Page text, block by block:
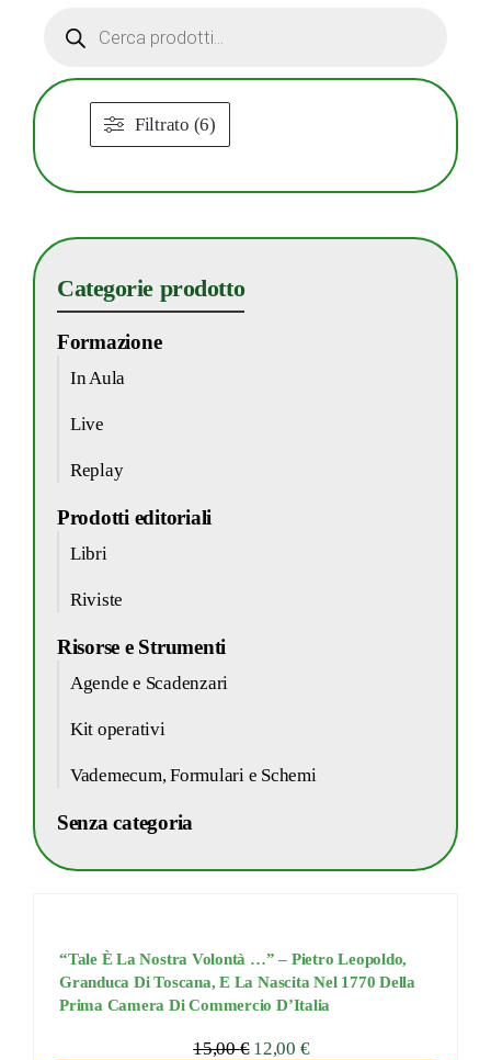
search
Filtrato (6)
Categorie prodotto
Formazione
In Aula
Live
Replay
Prodotti editoriali
Libri
Riviste
Risorse e Strumenti
Agende e Scadenzari
Kit operativi
Vademecum, Formulari e Schemi
Senza categoria
“Tale È La Nostra Volontà …” – Pietro Leopoldo,
Granduca Di Toscana, E La Nascita Nel 1770 Della
Prima Camera Di Commercio D’Italia
15,00€ 12,00 €